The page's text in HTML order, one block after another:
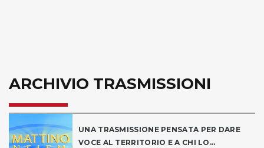
ARCHIVIO TRASMISSIONI
UNA TRASMISSIONE PENSATA PER DARE
VOCE AL TERRITORIO E A CHI LO...